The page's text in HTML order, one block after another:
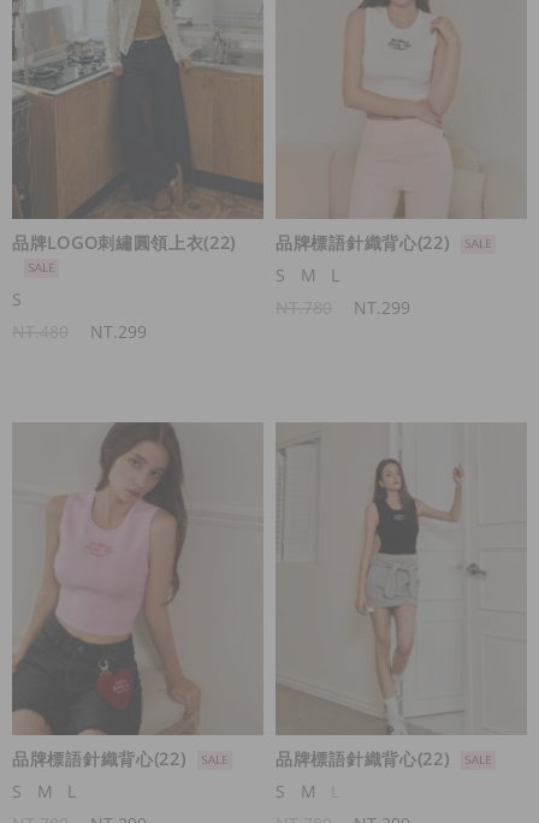
品牌LOGO刺繡圓領上衣(22)
S
NT.299
品牌標語針織背心(22)
S
M
L
NT.299
品牌標語針織背心(22)
S
M
L
品牌標語針織背心(22)
S
M